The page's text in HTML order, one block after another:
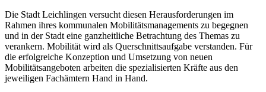
Die Stadt Leichlingen versucht diesen Herausforderungen im
Rahmen ihres kommunalen Mobilitätsmanagements zu begegnen
und in der Stadt eine ganzheitliche Betrachtung des Themas zu
verankern. Mobilität wird als Querschnittsaufgabe verstanden. Für
die erfolgreiche Konzeption und Umsetzung von neuen
Mobilitätsangeboten arbeiten die spezialisierten Kräfte aus den
jeweiligen Fachämtern Hand in Hand.